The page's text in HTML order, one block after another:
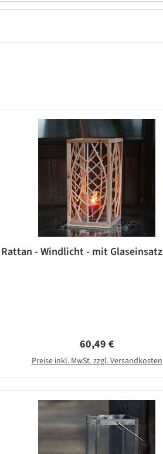
- Windlicht - mit
Regulärer Preis:
60,49 €
Preise inkl. MwSt. zzgl. Versandkosten